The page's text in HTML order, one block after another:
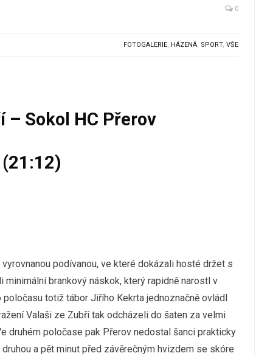
0
FOTOGALERIE, HÁZENÁ, SPORT,VŠE
– Sokol HC Přerov
podívanou, ve které dokázali hosté držet s
brankový náskok, který rapidně narostl v
totiž tábor Jiřího Kekrta jednoznačně ovládl
Valaši ze Zubří tak odcházeli do šaten za velmi
druhém poločase pak Přerov nedostal šanci prakticky
a pět minut před závěrečným hvizdem se skóre